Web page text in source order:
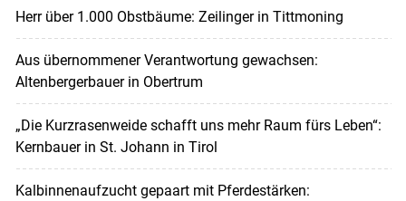
Herr über 1.000 Obstbäume: Zeilinger in Tittmoning
Aus übernommener Verantwortung gewachsen:
Altenbergerbauer in Obertrum
„Die Kurzrasenweide schafft uns mehr Raum fürs Leben“:
Kernbauer in St. Johann in Tirol
Kalbinnenaufzucht gepaart mit Pferdestärken: